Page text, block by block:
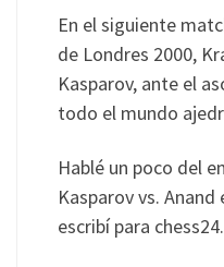
En el siguiente
de Londres 2000,
Kasparov, ante el
todo el mundo
Hablé un poco del
Kasparov vs.
escribí para